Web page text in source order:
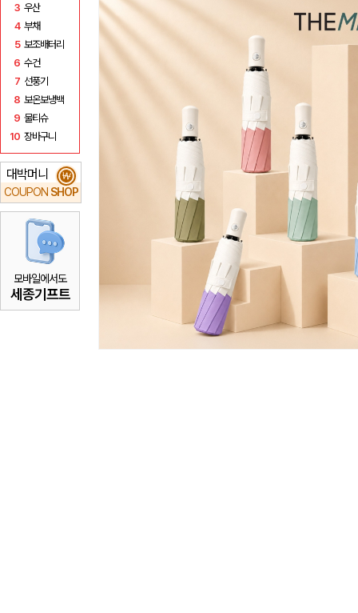
3 우산
4 부채
5 보조배터리
6 수건
7 선풍기
8 보온보냉백
9 물티슈
10 장바구니
대박머니
COUPON SHOP
₩
모바일에서도
세종기프트